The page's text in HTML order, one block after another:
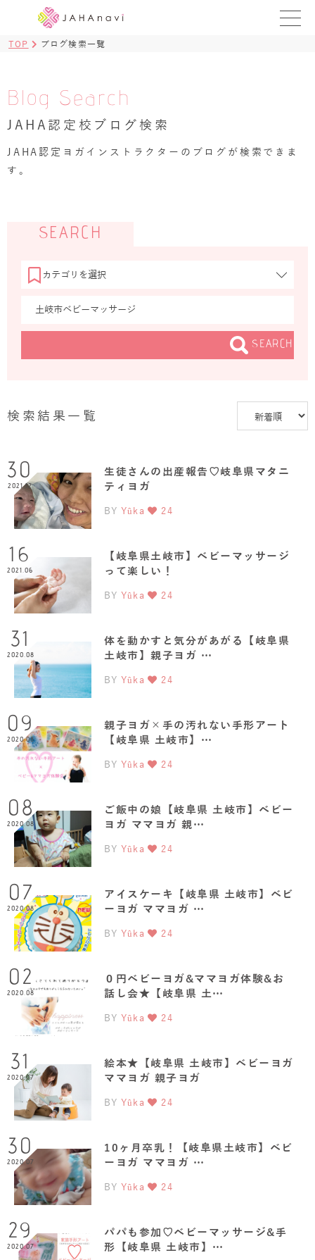
BLOG
ヨガ資格講座 ›
TOP ブログ検索一覧
Blog Search
JAHA認定校ブログ検索
JAHA認定ヨガインストラクターのブログが検索できま
す。
SEARCH
SEARCH
検索結果一覧
30
2021.12
生徒さんの出産報告♡岐阜県マタニ
ティヨガ
BY Yûka 24
16
2021.06
【岐阜県土岐市】ベビーマッサージ
って楽しい！
BY Yûka 24
31
2020.08
体を動かすと気分があがる【岐阜県
土岐市】親子ヨガ …
BY Yûka 24
09
2020.08
親子ヨガ×手の汚れない手形アート
【岐阜県 土岐市】…
BY Yûka 24
08
2020.08
ご飯中の娘【岐阜県 土岐市】ベビー
ヨガ ママヨガ 親…
BY Yûka 24
07
2020.08
アイスケーキ【岐阜県 土岐市】ベビ
ーヨガ ママヨガ …
BY Yûka 24
02
2020.08
０円ベビーヨガ&ママヨガ体験&お
話し会★【岐阜県 土…
BY Yûka 24
31
2020.07
絵本★【岐阜県 土岐市】ベビーヨガ
ママヨガ 親子ヨガ
BY Yûka 24
30
2020.07
10ヶ月卒乳！【岐阜県土岐市】ベビ
ーヨガ ママヨガ …
BY Yûka 24
29
2020.07
パパも参加♡ベビーマッサージ&手
形【岐阜県 土岐市】…